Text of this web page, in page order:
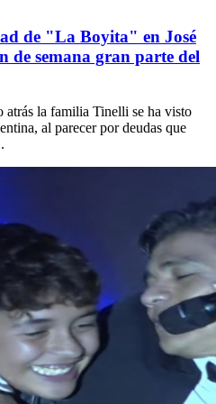
de "La Boyita" en José
de semana gran parte del
atrás la familia Tinelli se ha visto
al parecer por deudas que